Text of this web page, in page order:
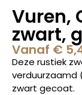
Vuren,
zwart,
Vanaf €
Deze rustiek
verduurzaamd
zwart gecoat.